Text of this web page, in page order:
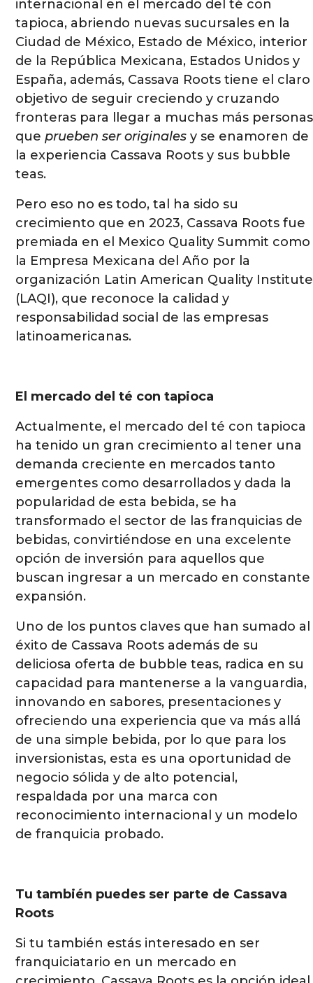
internacional en el mercado del té con
tapioca, abriendo nuevas sucursales en la
Ciudad de México, Estado de México, interior
de la República Mexicana, Estados Unidos y
España, además, Cassava Roots tiene el claro
objetivo de seguir creciendo y cruzando
fronteras para llegar a muchas más personas
queprueben ser originalesy se enamoren de
la experiencia Cassava Roots y sus bubble
teas.
Pero eso no es todo, tal ha sido su
crecimiento que en 2023, Cassava Roots fue
premiada en el Mexico Quality Summit como
la Empresa Mexicana del Año por la
organización Latin American Quality Institute
(LAQI), que reconoce la calidad y
responsabilidad social de las empresas
latinoamericanas.
El mercado del té con tapioca
Actualmente, el mercado del té con tapioca
ha tenido un gran crecimiento al tener una
demanda creciente en mercados tanto
emergentes como desarrollados y dada la
popularidad de esta bebida, se ha
transformado el sector de las franquicias de
bebidas, convirtiéndose en una excelente
opción de inversión para aquellos que
buscan ingresar a un mercado en constante
expansión.
Uno de los puntos claves que han sumado al
éxito de Cassava Roots además de su
deliciosa oferta de bubble teas, radica en su
capacidad para mantenerse a la vanguardia,
innovando en sabores, presentaciones y
ofreciendo una experiencia que va más allá
de una simple bebida, por lo que para los
inversionistas, esta es una oportunidad de
negocio sólida y de alto potencial,
respaldada por una marca con
reconocimiento internacional y un modelo
de franquicia probado.
Tu también puedes ser parte de Cassava
Roots
Si tu también estás interesado en ser
franquiciatario en un mercado en